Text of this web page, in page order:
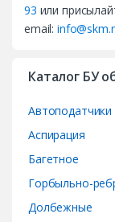
93 или
email:
Каталог БУ
Автоподатчики
Аспирация
Багетное
Горбыльно-
Долбежные